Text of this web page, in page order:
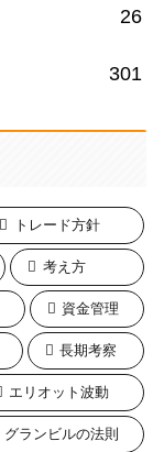
26
301
トレード方針
考え方
資金管理
長期考察
エリオット波動
グランビルの法則